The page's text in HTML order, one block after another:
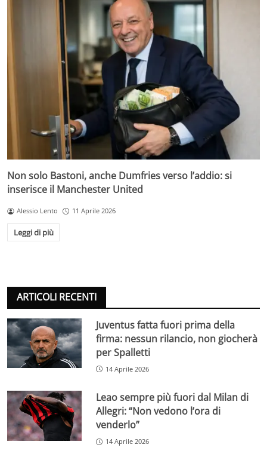
Non solo Bastoni, anche Dumfries verso l’addio: si
inserisce il Manchester United
Alessio Lento 11 Aprile 2026
Leggi di più
ARTICOLI RECENTI
Juventus fatta fuori prima della
firma: nessun rilancio, non giocherà
per Spalletti
14 Aprile 2026
Leao sempre più fuori dal Milan di
Allegri: “Non vedono l’ora di
venderlo”
14 Aprile 2026